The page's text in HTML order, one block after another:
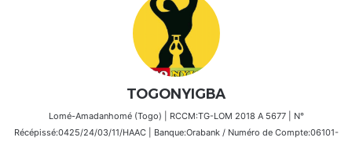
TOGONYIGBA
Lomé-Amadanhomé (Togo) | RCCM:TG-LOM 2018 A 5677 | N°
Récépissé:0425/24/03/11/HAAC | Banque:Orabank / Numéro de Compte:06101-